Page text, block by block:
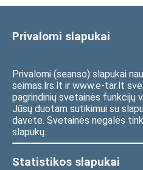
Privalomi slapukai
Privalomi (seanso) slapukai
seimas.lrs.lt ir www.e-tar.lt
pagrindinių svetainės funkcijų
Jūsų duotam sutikimui su
davėte. Svetainės negalės
slapukų.
Statistikos slapukai
Seimo